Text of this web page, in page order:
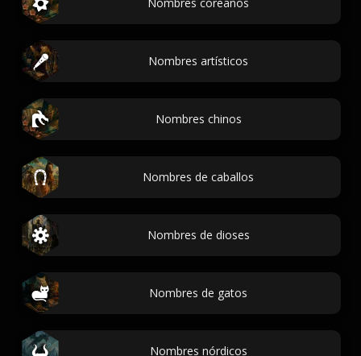
Nombres artísticos
Nombres chinos
Nombres de caballos
Nombres de dioses
Nombres de gatos
Nombres nórdicos